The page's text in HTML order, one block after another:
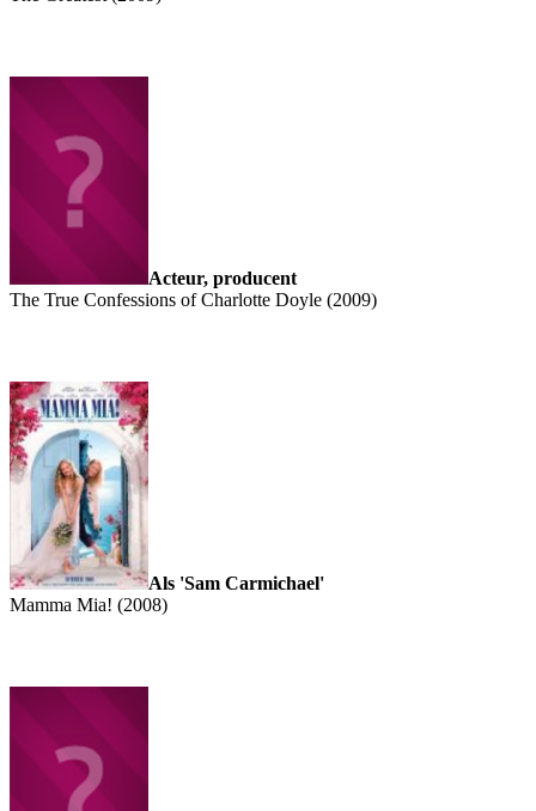
Acteur, producent
The True Confessions of Charlotte Doyle (2009)
Als 'Sam Carmichael'
Mamma Mia! (2008)